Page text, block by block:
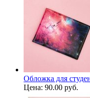
Обложка для
Цена: 90.00 руб.